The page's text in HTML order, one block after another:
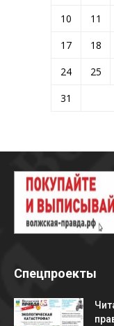
10
11
17
18
24
25
31
Спецпроекты